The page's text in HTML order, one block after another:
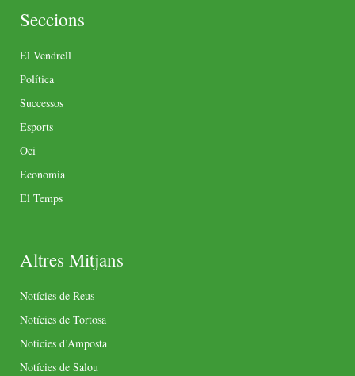
Seccions
El Vendrell
Política
Successos
Esports
Oci
Economia
El Temps
Altres Mitjans
Notícies de Reus
Notícies de Tortosa
Notícies d’Amposta
Notícies de Salou